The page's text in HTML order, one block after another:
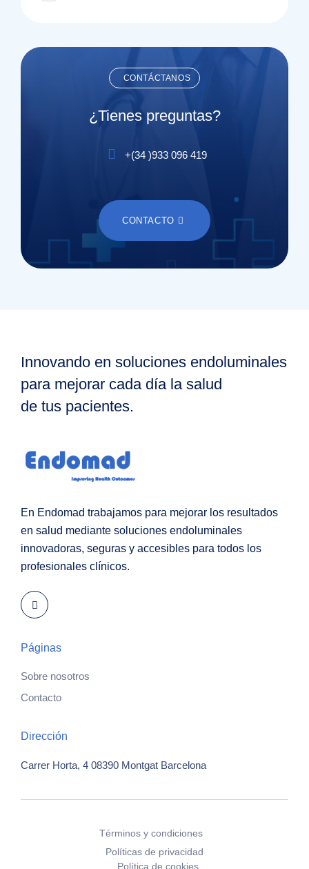
CONTÁCTANOS
¿Tienes preguntas?
+(34 )933 096 419
CONTACTO
Innovando en soluciones endoluminales
para mejorar cada día la salud
de tus pacientes.
En Endomad trabajamos para mejorar los resultados
en salud mediante soluciones endoluminales
innovadoras, seguras y accesibles para todos los
profesionales clínicos.
Páginas
Sobre nosotros
Contacto
Dirección
Carrer Horta, 4 08390 Montgat Barcelona
Términos y condiciones
Políticas de privacidad
Política de cookies